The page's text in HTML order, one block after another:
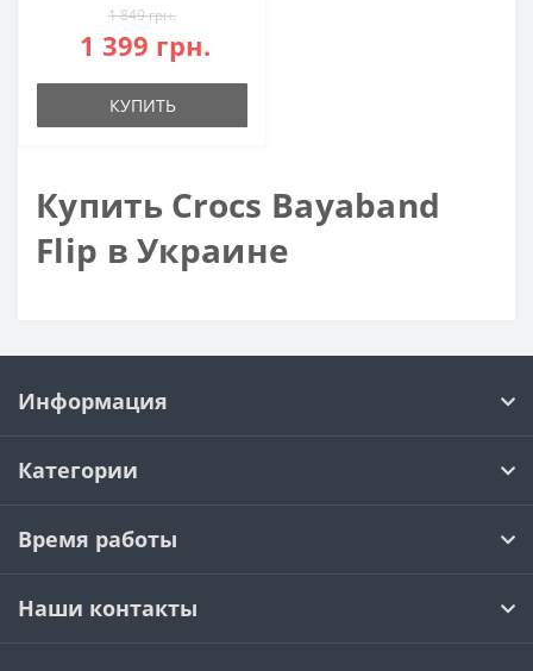
1 849 грн.
1 399 грн.
КУПИТЬ
Купить Crocs Bayaband
Flip в Украине
Информация
Категории
Время работы
Наши контакты